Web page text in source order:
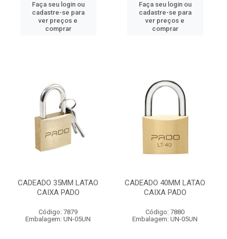
Faça seu login ou
cadastre-se para
ver preços e
comprar
Faça seu login ou
cadastre-se para
ver preços e
comprar
CADEADO 35MM LATAO
CAIXA PADO
Código: 7879
Embalagem: UN-05UN
CADEADO 40MM LATAO
CAIXA PADO
Código: 7880
Embalagem: UN-05UN